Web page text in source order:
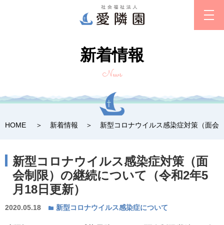
新着情報
News
HOME 新着情報 新型コロナウイルス感染症対策（面会
新型コロナウイルス感染症対策（面
会制限）の継続について（令和2年5
月18日更新）
2020.05.18 新型コロナウイルス感染症について